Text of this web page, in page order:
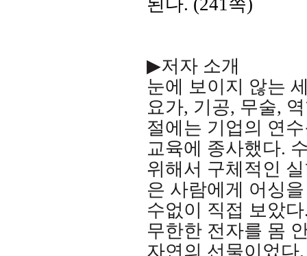
된다. (241쪽)
▶저자 소개
눈에 보이지 않는
요가, 기공, 무술,
절에는 기업의 연
교육에 종사했다.
위해서 구체적인
은 사람에게 어싱
수없이 직접 보았다
무한한 전자를 몸
자연의 선물이었다